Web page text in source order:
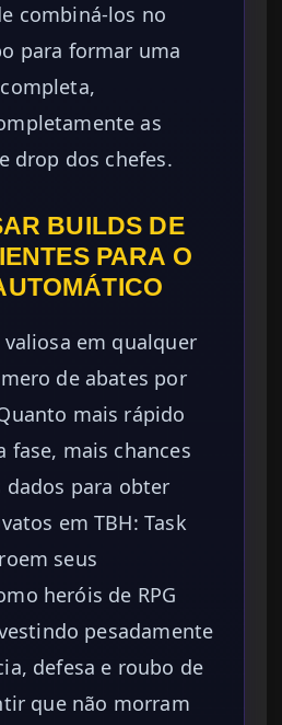
combiná-los no
para formar uma
as
drop dos chefes.
BUILDS DE
PARA O
em qualquer
de abates por
mais rápido
fase, mais chances
para obter
em TBH: Task
seus
heróis de RPG
pesadamente
defesa e roubo de
que não morram